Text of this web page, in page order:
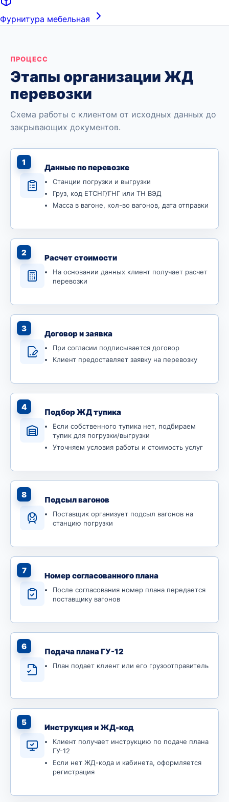
Фурнитура мебельная
ПРОЦЕСС
Этапы организации ЖД
перевозки
Схема работы с клиентом от исходных данных до
закрывающих документов.
1
Данные по перевозке
Станции погрузки и выгрузки
Груз, код ЕТСНГ/ГНГ или ТН ВЭД
Масса в вагоне, кол-во вагонов, дата отправки
2
Расчет стоимости
На основании данных клиент получает расчет
перевозки
3
Договор и заявка
При согласии подписывается договор
Клиент предоставляет заявку на перевозку
4
Подбор ЖД тупика
Если собственного тупика нет, подбираем
тупик для погрузки/выгрузки
Уточняем условия работы и стоимость услуг
8
Подсыл вагонов
Поставщик организует подсыл вагонов на
станцию погрузки
7
Номер согласованного плана
После согласования номер плана передается
поставщику вагонов
6
Подача плана ГУ-12
План подает клиент или его грузоотправитель
5
Инструкция и ЖД-код
Клиент получает инструкцию по подаче плана
ГУ-12
Если нет ЖД-кода и кабинета, оформляется
регистрация